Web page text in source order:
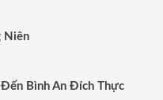
Niên
Bình An Đích Thực